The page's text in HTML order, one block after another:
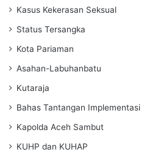
Kasus Kekerasan Seksual
Status Tersangka
Kota Pariaman
Asahan-Labuhanbatu
Kutaraja
Bahas Tantangan Implementasi
Kapolda Aceh Sambut
KUHP dan KUHAP